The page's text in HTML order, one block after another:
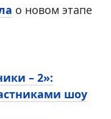
о новом этапе
– 2»:
шоу